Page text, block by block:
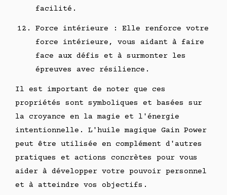
facilité.
Force intérieure : Elle renforce votre
force intérieure, vous aidant à faire
face aux défis et à surmonter les
épreuves avec résilience.
Il est important de noter que ces
propriétés sont symboliques et basées sur
la croyance en la magie et l'énergie
intentionnelle. L'huile magique Gain Power
peut être utilisée en complément d'autres
pratiques et actions concrètes pour vous
aider à développer votre pouvoir personnel
et à atteindre vos objectifs.